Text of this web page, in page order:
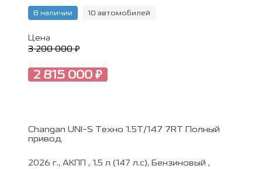
В наличии 10 автомобилей
Цена
3 200 000 ₽
2 815 000 ₽
Changan UNI-S Техно 1.5T/147 7RT Полный
привод
2026 г., АКПП , 1.5 л (147 л.с), Бензиновый ,